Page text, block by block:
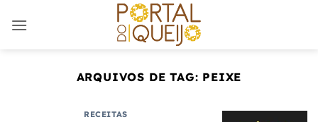
ARQUIVOS DE TAG: PEIXE
RECEITAS